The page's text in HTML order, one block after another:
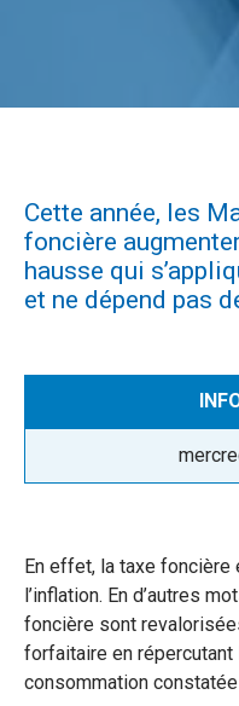
Cette année, les
foncière
hausse qui
et ne dépend pas
Publié
le
En effet, la taxe
l’inflation. En d’autres
foncière sont
forfaitaire en répercutant
consommation constatée